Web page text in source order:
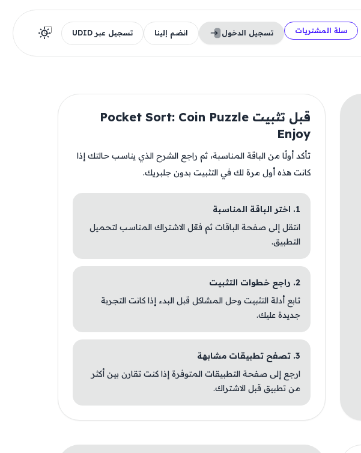
سلة المشتريات تسجيل الدخول انضم إلينا تسجيل عبر UDID
قبل تثبيت Pocket Sort: Coin Puzzle
Enjoy
تأكد أولًا من الباقة المناسبة، ثم راجع الشرح الذي يناسب حالتك إذا
كانت هذه أول مرة لك في التثبيت بدون جلبريك.
1. اختر الباقة المناسبة
انتقل إلى صفحة الباقات ثم فعّل الاشتراك المناسب لتحميل
التطبيق.
2. راجع خطوات التثبيت
تابع أدلة التثبيت وحل المشاكل قبل البدء إذا كانت التجربة
جديدة عليك.
3. تصفح تطبيقات مشابهة
ارجع إلى صفحة التطبيقات المتوفرة إذا كنت تقارن بين أكثر
من تطبيق قبل الاشتراك.